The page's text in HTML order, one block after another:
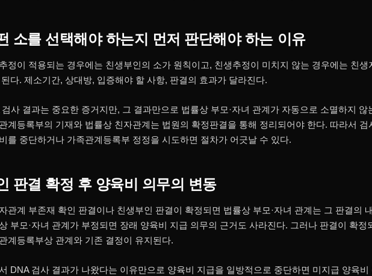
소를 선택해야 하는지 먼저 판단해야 하는 이유
정이 적용되는 경우에는 친생부인의 소가 원칙이고, 친생추정이 미치지 않는 경우에는 친
다. 제소기간, 상대방, 입증해야 할 사항, 판결의 효과가 달라진다.
검사 결과는 중요한 증거지만, 그 결과만으로 법률상 부모·자녀 관계가 자동으로 소멸하지 않
계등록부의 기재와 법률상 친자관계는 법원의 확정판결을 통해 정리되어야 한다. 따라서 검
를 중단하거나 가족관계등록부 정정을 시도하면 절차가 어긋날 수 있다.
판결 확정 후 양육비 의무의 변동
관계 부존재 확인 판결이나 친생부인 판결이 확정되면 법률상 부모·자녀 관계는 그 판결의
부모·자녀 관계가 부정되면 장래 양육비 지급 의무의 근거도 사라진다. 그러나 판결이 확정
계등록부상 관계와 기존 결정이 유지된다.
DNA 검사 결과가 나왔다는 이유만으로 양육비 지급을 일방적으로 중단하면 미지급 양육비